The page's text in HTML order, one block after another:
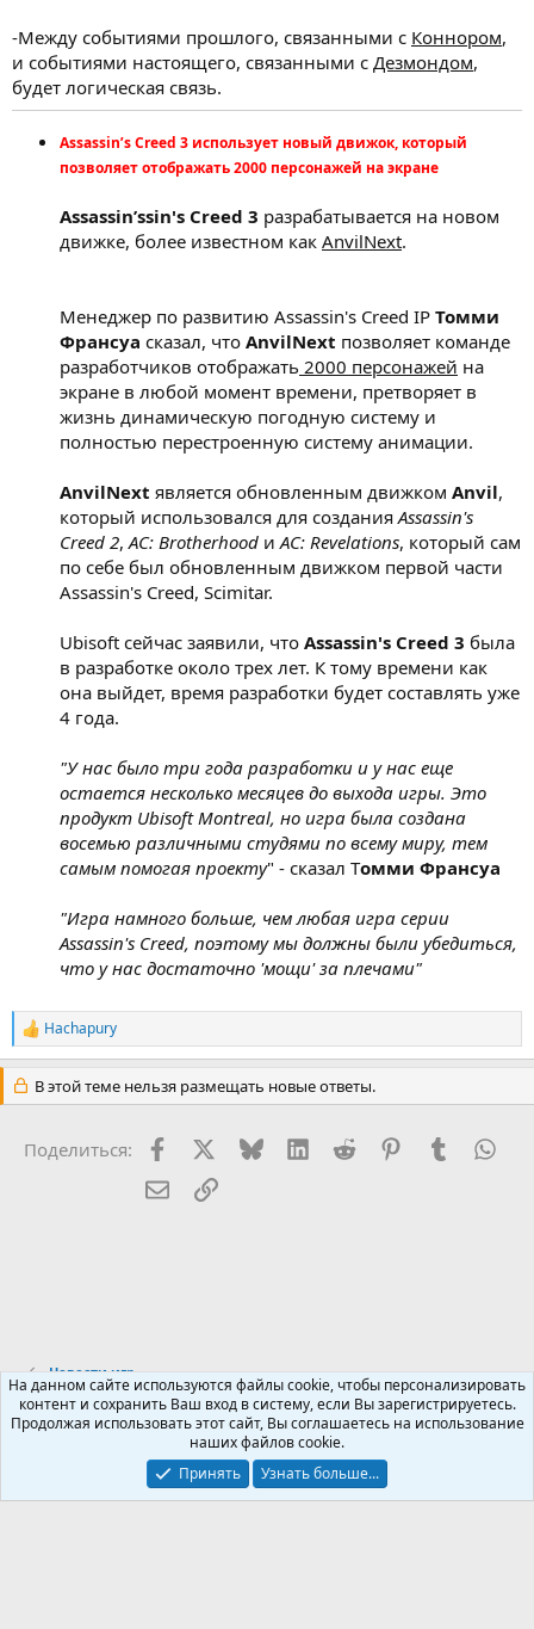
-Между событиями прошлого, связанными с Коннором,
и событиями настоящего, связанными с Дезмондом,
будет логическая связь.
Assassin’s Creed 3 использует новый движок, который
позволяет отображать 2000 персонажей на экране
Assassin’ssin's Creed 3 разрабатывается на новом
движке, более известном как AnvilNext.
Менеджер по развитию Assassin's Creed IP Томми
Франсуа сказал, что AnvilNext позволяет команде
разработчиков отображать 2000 персонажей на
экране в любой момент времени, претворяет в
жизнь динамическую погодную систему и
полностью перестроенную систему анимации.
AnvilNext является обновленным движком Anvil,
который использовался для создания Assassin's
Creed 2, AC: Brotherhood и AC: Revelations, который сам
по себе был обновленным движком первой части
Assassin's Creed, Scimitar.
Ubisoft сейчас заявили, что Assassin's Creed 3 была
в разработке около трех лет. К тому времени как
она выйдет, время разработки будет составлять уже
4 года.
"У нас было три года разработки и у нас еще
остается несколько месяцев до выхода игры. Это
продукт Ubisoft Montreal, но игра была создана
восемью различными студями по всему миру, тем
самым помогая проекту" - сказал Томми Франсуа
"Игра намного больше, чем любая игра серии
Assassin's Creed, поэтому мы должны были убедиться,
что у нас достаточно 'мощи' за плечами"
Р
е
а
к
ц
и
Hachapury
В этой теме нельзя размещать новые ответы.
Поделиться: FacebookX (Twitter)
BlueskyLinkedInReddit PinterestTumblr
Электронная почта
Ссылка
Новости игр
Russian (RU)
Условия и правила
Политика конфиденциальности
Помощь
На данном сайте используются файлы cookie, чтобы персонализировать
контент и сохранить Ваш вход в систему, если Вы зарегистрируетесь.
Продолжая использовать этот сайт, Вы соглашаетесь на использование
наших файлов cookie.
Принять
Узнать больше...